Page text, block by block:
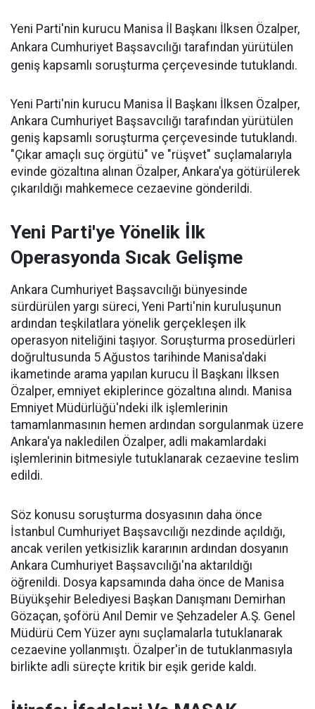
Yeni Parti'nin kurucu Manisa İl Başkanı İlksen Özalper,
Ankara Cumhuriyet Başsavcılığı tarafından yürütülen
geniş kapsamlı soruşturma çerçevesinde tutuklandı.
Yeni Parti'nin kurucu Manisa İl Başkanı İlksen Özalper,
Ankara Cumhuriyet Başsavcılığı tarafından yürütülen
geniş kapsamlı soruşturma çerçevesinde tutuklandı.
"Çıkar amaçlı suç örgütü" ve "rüşvet" suçlamalarıyla
evinde gözaltına alınan Özalper, Ankara'ya götürülerek
çıkarıldığı mahkemece cezaevine gönderildi.
Yeni Parti'ye Yönelik İlk
Operasyonda Sıcak Gelişme
Ankara Cumhuriyet Başsavcılığı bünyesinde
sürdürülen yargı süreci, Yeni Parti'nin kuruluşunun
ardından teşkilatlara yönelik gerçekleşen ilk
operasyon niteliğini taşıyor. Soruşturma prosedürleri
doğrultusunda 5 Ağustos tarihinde Manisa'daki
ikametinde arama yapılan kurucu İl Başkanı İlksen
Özalper, emniyet ekiplerince gözaltına alındı. Manisa
Emniyet Müdürlüğü'ndeki ilk işlemlerinin
tamamlanmasının hemen ardından sorgulanmak üzere
Ankara'ya nakledilen Özalper, adli makamlardaki
işlemlerinin bitmesiyle tutuklanarak cezaevine teslim
edildi.
Söz konusu soruşturma dosyasının daha önce
İstanbul Cumhuriyet Başsavcılığı nezdinde açıldığı,
ancak verilen yetkisizlik kararının ardından dosyanın
Ankara Cumhuriyet Başsavcılığı'na aktarıldığı
öğrenildi. Dosya kapsamında daha önce de Manisa
Büyükşehir Belediyesi Başkan Danışmanı Demirhan
Gözaçan, şoförü Anıl Demir ve Şehzadeler A.Ş. Genel
Müdürü Cem Yüzer aynı suçlamalarla tutuklanarak
cezaevine yollanmıştı. Özalper'in de tutuklanmasıyla
birlikte adli süreçte kritik bir eşik geride kaldı.